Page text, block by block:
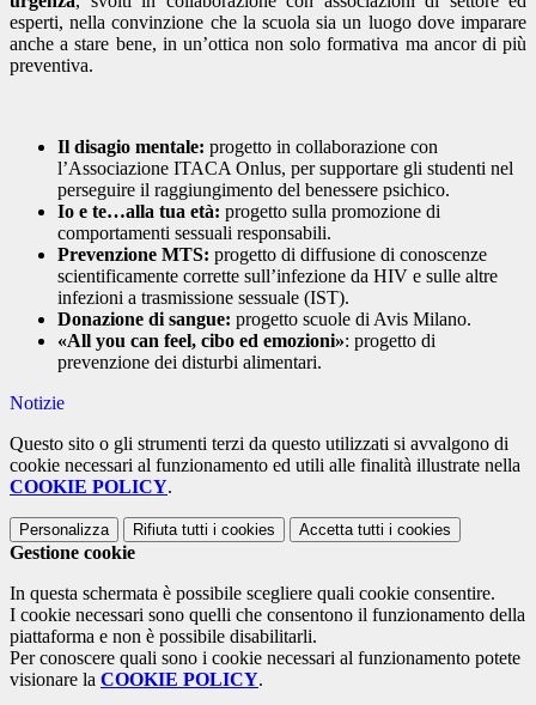
esperti, nella convinzione che la scuola sia un luogo dove imparare
anche a stare bene, in un’ottica non solo formativa ma ancor di più
preventiva.
Il disagio mentale: progetto in collaborazione con
l’Associazione ITACA Onlus, per supportare gli studenti nel
perseguire il raggiungimento del benessere psichico.
Io e te…alla tua età: progetto sulla promozione di
comportamenti sessuali responsabili.
Prevenzione MTS: progetto di diffusione di conoscenze
scientificamente corrette sull’infezione da HIV e sulle altre
infezioni a trasmissione sessuale (IST).
Donazione di sangue: progetto scuole di Avis Milano.
«All you can feel, cibo ed emozioni»: progetto di
prevenzione dei disturbi alimentari.
Notizie
Questo sito o gli strumenti terzi da questo utilizzati si avvalgono di
cookie necessari al funzionamento ed utili alle finalità illustrate nella
COOKIE POLICY.
Personalizza Rifiuta tutti i cookies Accetta tutti i cookies
Gestione cookie
In questa schermata è possibile scegliere quali cookie consentire.
I cookie necessari sono quelli che consentono il funzionamento della
piattaforma e non è possibile disabilitarli.
Per conoscere quali sono i cookie necessari al funzionamento potete
visionare la COOKIE POLICY.